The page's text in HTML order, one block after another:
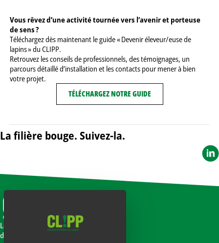
Vous rêvez d’une activité tournée vers l’avenir et porteuse
de sens ?
Téléchargez dès maintenant le guide « Devenir éleveur/euse de
lapins » du CLIPP.
Retrouvez les conseils de professionnels, des témoignages, un
parcours détaillé d’installation et les contacts pour mener à bien
votre projet.
TÉLÉCHARGEZ NOTRE GUIDE
La filière bouge. Suivez-la.
Le CLIPP est l’interprofession nationale
de la filière lapin de chair.